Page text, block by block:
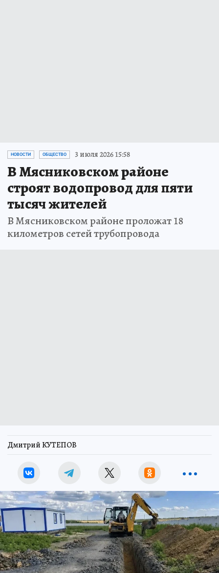
НОВОСТИ ОБЩЕСТВО 3 июля 2026 15:58
В Мясниковском районе
строят водопровод для пяти
тысяч жителей
В Мясниковском районе проложат 18
километров сетей трубопровода
Дмитрий КУТЕПОВ